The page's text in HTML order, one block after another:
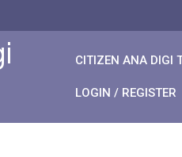
CITIZEN ANA DIGI
LOGIN / REGISTER